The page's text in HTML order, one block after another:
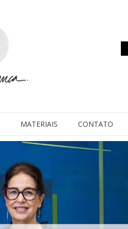
MATERIAIS CONTATO